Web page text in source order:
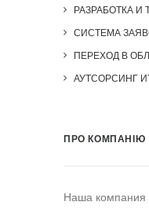
РАЗРАБОТКА
СИСТЕМА
ПЕРЕХОД В
АУТСОРСИНГ
ПРО КОМПАНІЮ
Наша компания